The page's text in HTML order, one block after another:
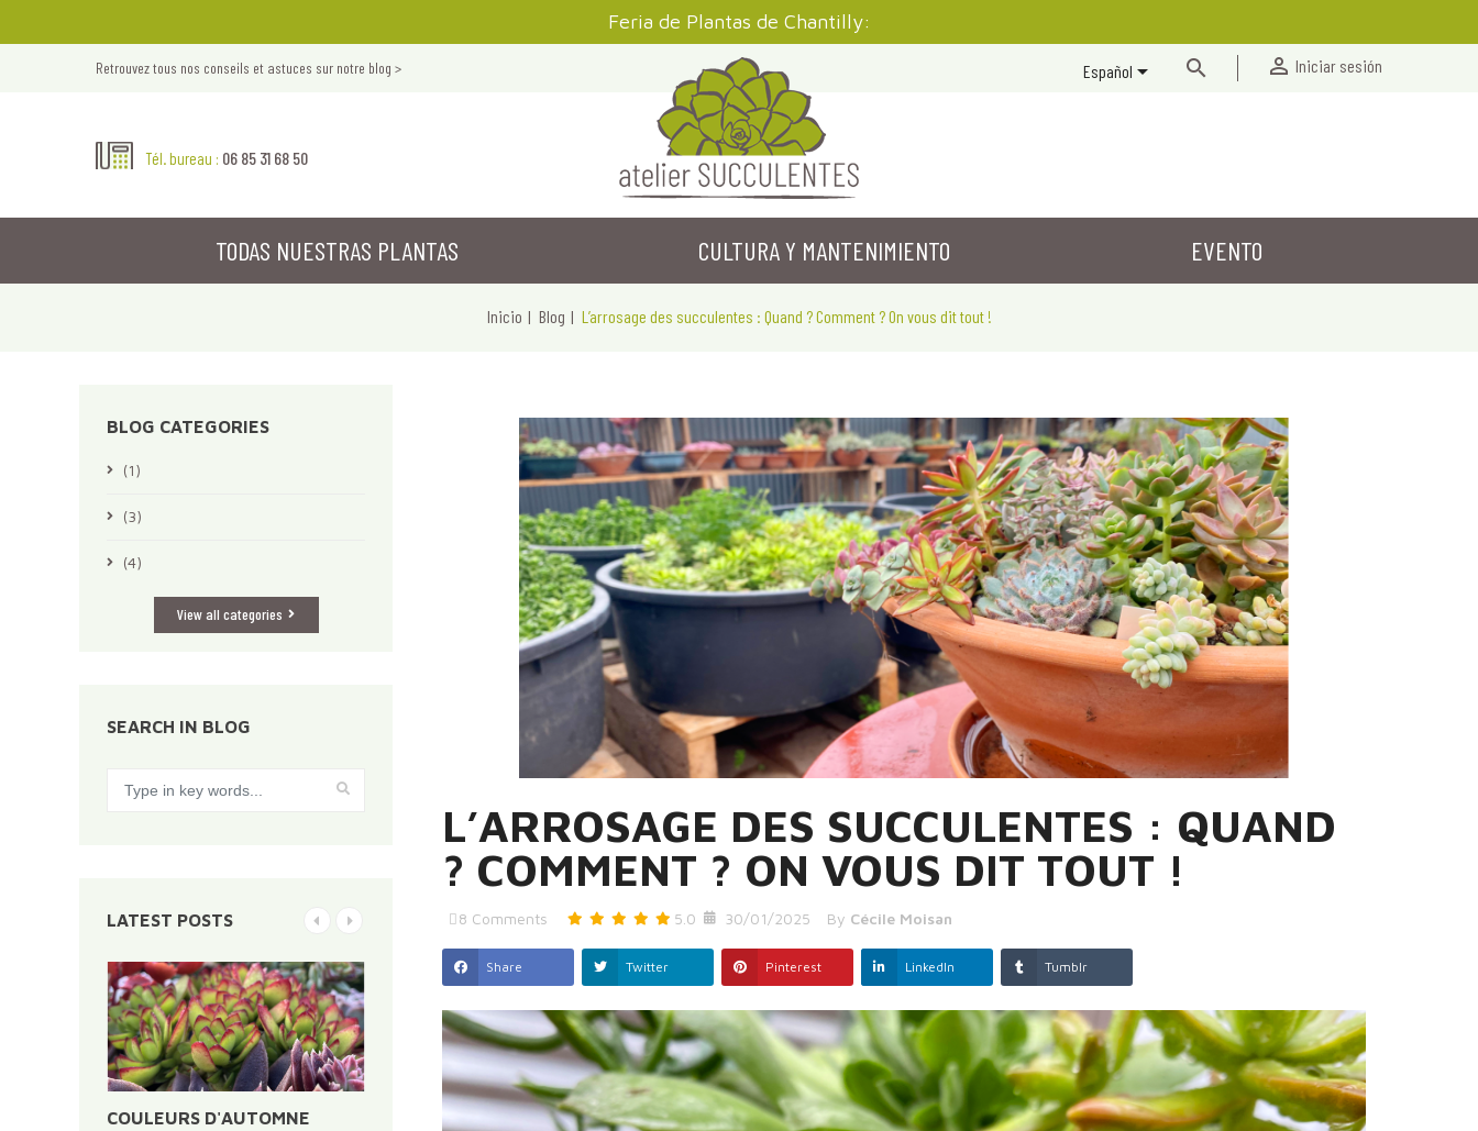
Feria de Plantas de Chantilly:
Retrouvez tous nos conseils et astuces sur notre blog > Español   Iniciar sesión
Tél. bureau : 06 85 31 68 50
TODAS NUESTRAS PLANTAS CULTURA Y MANTENIMIENTO EVENTO
Inicio Blog L’arrosage des succulentes : Quand ? Comment ? On vous dit tout !
BLOG CATEGORIES
(1)
(3)
(4)
View all categories
SEARCH IN BLOG
LATEST POSTS
COULEURS D'AUTOMNE
FAUT-IL METTRE DE
RECYCLER UNE VIEILLE TASSE
L’ARROSAGE DES
SUBSTRAT,
L’ARROSAGE DES SUCCULENTES : QUAND
? COMMENT ? ON VOUS DIT TOUT !
8 Comments 5.0 30/01/2025 By Cécile Moisan
Share Twitter Pinterest LinkedIn Tumblr